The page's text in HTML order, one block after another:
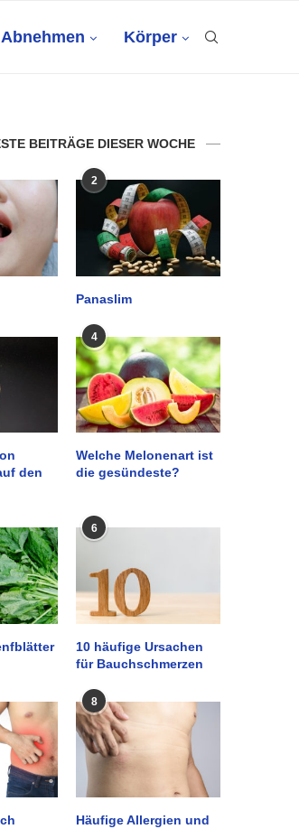
Abnehmen Körper
BEITRÄGE DIESER WOCHE
2
Panaslim
den
4
Welche Melonenart ist
die gesündeste?
6
10 häufige Ursachen
für Bauchschmerzen
8
Häufige Allergien und